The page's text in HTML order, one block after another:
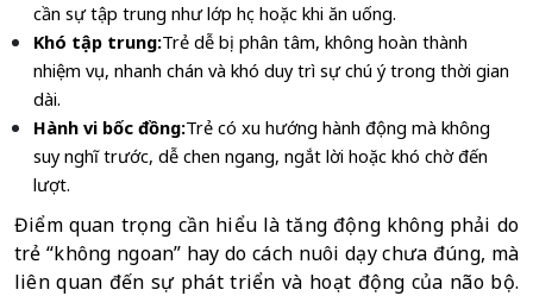
cần sự tập trung như lớp học hoặc khi ăn uống.
Khó tập trung:Trẻ dễ bị phân tâm, không hoàn thành
nhiệm vụ, nhanh chán và khó duy trì sự chú ý trong thời gian
dài.
Hành vi bốc đồng:Trẻ có xu hướng hành động mà không
suy nghĩ trước, dễ chen ngang, ngắt lời hoặc khó chờ đến
lượt.
Điểm quan trọng cần hiểu là tăng động không phải do
trẻ “không ngoan” hay do cách nuôi dạy chưa đúng, mà
liên quan đến sự phát triển và hoạt động của não bộ.